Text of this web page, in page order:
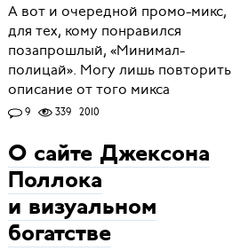
А вот и очередной промо-микс,
для тех, кому понравился
позапрошлый, «Минимал-
полицай». Могу лишь повторить
описание от того микса
9 339 2010
О сайте Джексона
Поллока
и визуальном
богатстве